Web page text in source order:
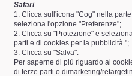
Safari
1. Clicca sull'icona "Cog" nella
seleziona l'opzione "Preferenze";
2. Clicca su "Protezione" e
parti e di cookies per la pubblicità ";
3. Clicca su "Salva".
Per saperne di più riguardo ai
di terze parti o dimarketing/